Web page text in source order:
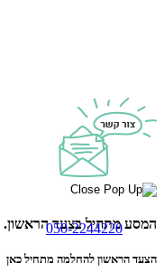
050-2244220
המסע מתחיל בצעד הראשון.
הצעד הראשון להחלמה מתחיל כאן